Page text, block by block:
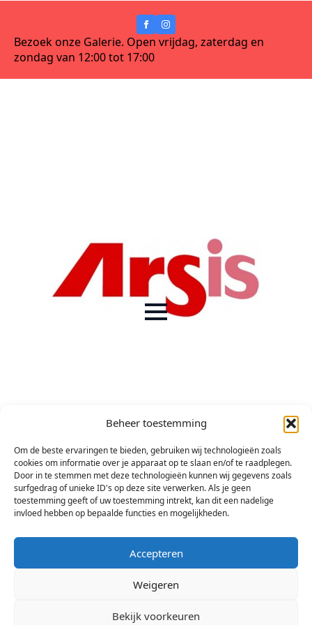
Beheer toestemming
Om de beste ervaringen te bieden, gebruiken wij technologieën zoals
cookies om informatie over je apparaat op te slaan en/of te raadplegen.
Door in te stemmen met deze technologieën kunnen wij gegevens zoals
surfgedrag of unieke ID's op deze site verwerken. Als je geen
toestemming geeft of uw toestemming intrekt, kan dit een nadelige
invloed hebben op bepaalde functies en mogelijkheden.
Accepteren
Weigeren
Bekijk voorkeuren
Bezoek onze Galerie. Open vrijdag, zaterdag en
zondag van 12:00 tot 17:00